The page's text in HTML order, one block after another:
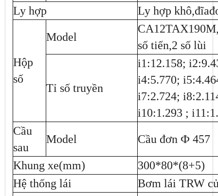
Ly hợp Ly hợp
Hộp
số
Model
số tiến,2 số lùi
Tỉ số truyền
i1:12.158;
i4:5.770;
i7:2.724;
i10:1.293 ;
Cầu
sau
Model Cầu đơn Ф 457
Khung xe(mm)
300*80*(8+5)
Hệ thống lái
Bơm lái TRW